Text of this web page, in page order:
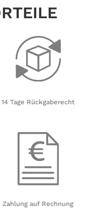
14 Tage Rückgaberecht
Zahlung auf Rechnung